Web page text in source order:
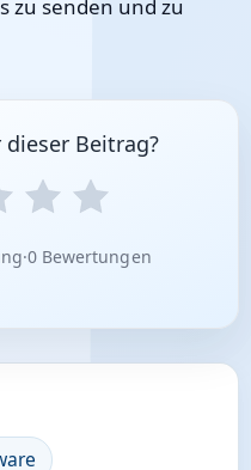
zu senden und zu
Beitrag?
·0 Bewertungen